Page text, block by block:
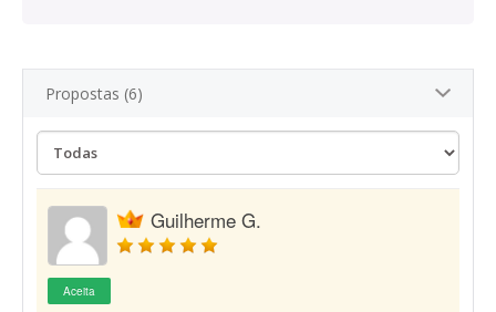
Propostas (6)
Guilherme G.
Aceita